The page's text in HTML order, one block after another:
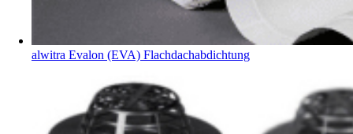
alwitra Evalon (EVA) Flachdachabdichtung